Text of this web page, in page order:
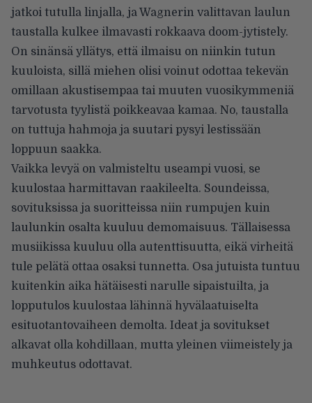
jatkoi tutulla linjalla, ja Wagnerin valittavan laulun
taustalla kulkee ilmavasti rokkaava doom-jytistely.
On sinänsä yllätys, että ilmaisu on niinkin tutun
kuuloista, sillä miehen olisi voinut odottaa tekevän
omillaan akustisempaa tai muuten vuosikymmeniä
tarvotusta tyylistä poikkeavaa kamaa. No, taustalla
on tuttuja hahmoja ja suutari pysyi lestissään
loppuun saakka.
Vaikka levyä on valmisteltu useampi vuosi, se
kuulostaa harmittavan raakileelta. Soundeissa,
sovituksissa ja suoritteissa niin rumpujen kuin
laulunkin osalta kuuluu demomaisuus. Tällaisessa
musiikissa kuuluu olla autenttisuutta, eikä virheitä
tule pelätä ottaa osaksi tunnetta. Osa jutuista tuntuu
kuitenkin aika hätäisesti narulle sipaistuilta, ja
lopputulos kuulostaa lähinnä hyvälaatuiselta
esituotantovaiheen demolta. Ideat ja sovitukset
alkavat olla kohdillaan, mutta yleinen viimeistely ja
muhkeutus odottavat.